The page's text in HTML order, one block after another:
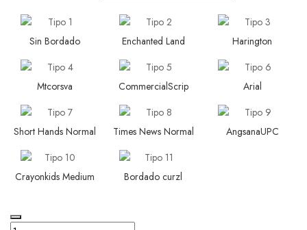
Sin Bordado Enchanted Land Harington
Mtcorsva CommercialScrip Arial
Short Hands Normal Times News Normal AngsanaUPC
Crayonkids Medium Bordado curzl